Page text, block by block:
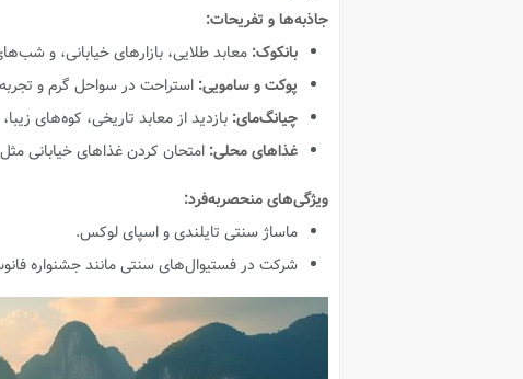
جاذبه‌ها و تفریحات:
بانکوک: معابد طلایی، بازارهای خیابانی، و
پوکت و سامویی: استراحت در سواحل گرم و
چیانگ‌مای: بازدید از معابد تاریخی، کوه‌های
غذاهای محلی: امتحان کردن غذاهای خیابانی
ویژگی‌های منحصربه‌فرد:
ماساژ سنتی تایلندی و اسپای لوکس.
شرکت در فستیوال‌های سنتی مانند جشنواره